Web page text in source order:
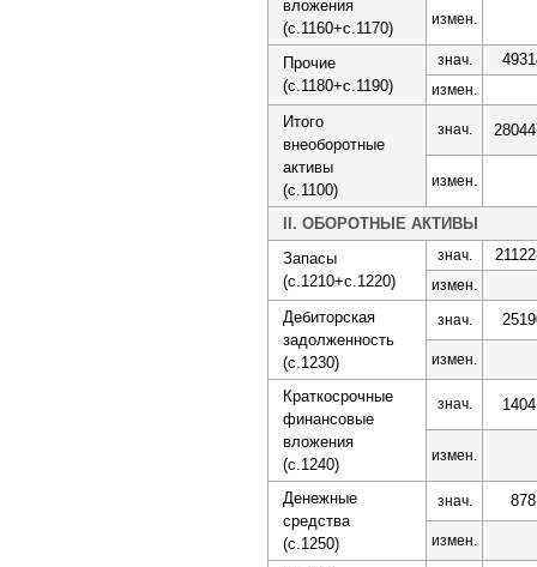
вложения
(с.1160+с.1170)
измен.
Прочие
(с.1180+с.1190)
знач.
измен.
Итого
внеоборотные
активы
(с.1100)
знач.
измен.
II. ОБОРОТНЫЕ АКТИВЫ
Запасы
(с.1210+с.1220)
знач.
измен.
Дебиторская
задолженность
(с.1230)
знач.
измен.
Краткосрочные
финансовые
вложения
(с.1240)
знач.
измен.
Денежные
средства
(с.1250)
знач.
измен.